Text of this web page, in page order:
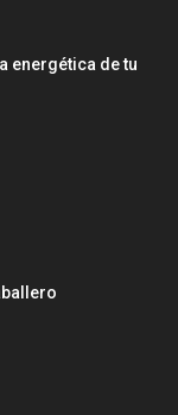
energética de tu